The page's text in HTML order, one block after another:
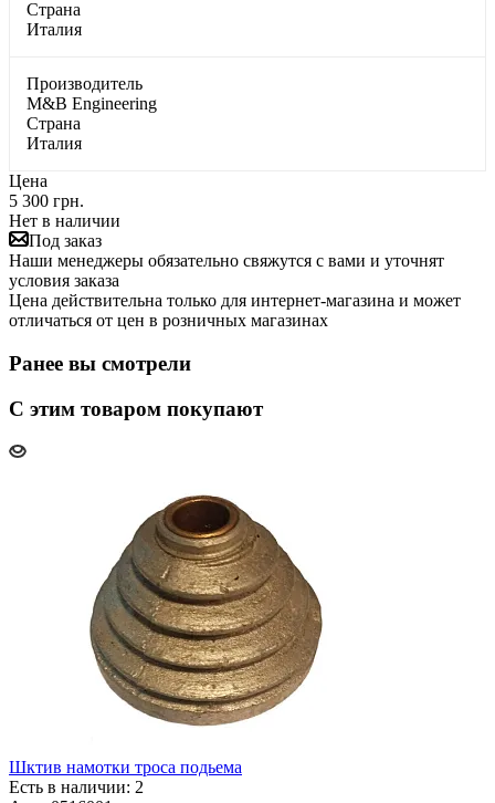
Страна
Италия
Производитель
M&B Engineering
Страна
Италия
Цена
5 300 грн.
Нет в наличии
Под заказ
Наши менеджеры обязательно свяжутся с вами и уточнят
условия заказа
Цена действительна только для интернет-магазина и может
отличаться от цен в розничных магазинах
Ранее вы смотрели
С этим товаром покупают
Шктив намотки троса подьема
Есть в наличии: 2